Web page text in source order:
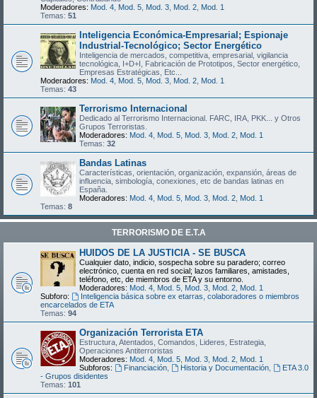
Moderadores: Mod. 4 Mod. 5 Mod. 3 Mod. 2 Mod. 1
Temas: 51
Inteligencia Económica-Empresarial; Espionaje
Industrial-Tecnológico; Sector Energético
Inteligencia de mercados, competitiva, empresarial, vigilancia
tecnológica, I+D+I, Fabricación de Prototipos, Sector energético,
Empresas Estratégicas, Etc...
Moderadores: Mod. 4 Mod. 5 Mod. 3 Mod. 2 Mod. 1
Temas: 43
Terrorismo Internacional
Dedicado al Terrorismo Internacional. FARC, IRA, PKK... y Otros
Grupos Terroristas.
Moderadores: Mod. 4 Mod. 5 Mod. 3 Mod. 2 Mod. 1
Temas: 32
Bandas Latinas
Características, orientación, organización, expansión, áreas de
influencia, simbología, conexiones, etc de bandas latinas en
España.
Moderadores: Mod. 4 Mod. 5 Mod. 3 Mod. 2 Mod. 1
Temas: 8
TERRORISMO DE E.T.A
HUIDOS DE LA JUSTICIA - SE BUSCA
Cualquier dato, indicio, sospecha sobre su paradero; correo
electrónico, cuenta en red social; lazos familiares, amistades,
teléfono, etc, de miembros de ETA y su entorno.
Moderadores: Mod. 4 Mod. 5 Mod. 3 Mod. 2 Mod. 1
Subforo:
Inteligencia básica sobre ex etarras, colaboradores o miembros
encarcelados de ETA
Temas: 94
Organización Terrorista ETA
Estructura, Atentados, Comandos, Lideres, Estrategia,
Operaciones Antiterroristas
Moderadores: Mod. 4 Mod. 5 Mod. 3 Mod. 2 Mod. 1
Subforos:
Financiación, Historia y Documentación,
ETA 3.0
- Grupos disidentes
Temas: 101